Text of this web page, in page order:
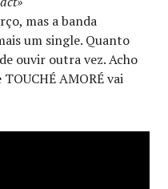
mas a banda
um single. Quanto
ouvir outra vez. Acho
AMORÉ vai